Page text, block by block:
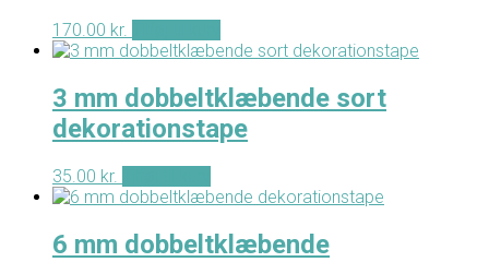
170.00 kr.
3 mm dobbeltklæbende sort
dekorationstape
35.00 kr.
6 mm dobbeltklæbende